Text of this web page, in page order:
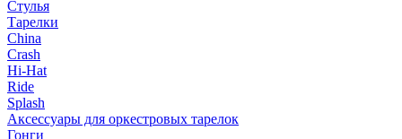
Стулья
Тарелки
China
Crash
Hi-Hat
Ride
Splash
Аксессуары для оркестровых тарелок
Гонги